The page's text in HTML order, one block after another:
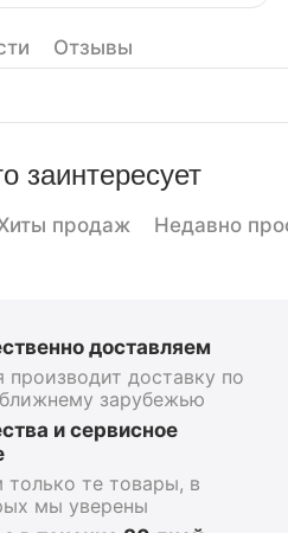
Отзывы
заинтересует
продаж Недавно
доставляем
доставку по
зарубежью
и сервисное
те товары, в
мы уверены